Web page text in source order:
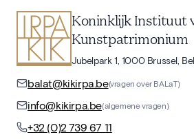
Koninklijk Instituut
Kunstpatrimonium
Jubelpark 1, 1000 Brussel,
balat@kikirpa.be(vragen over BALaT)
info@kikirpa.be(algemene vragen)
+32 (0)2 739 67 11